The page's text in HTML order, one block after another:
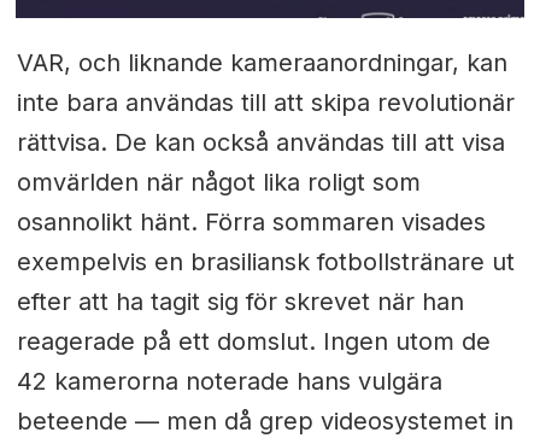
VAR, och liknande kameraanordningar, kan
inte bara användas till att skipa revolutionär
rättvisa. De kan också användas till att visa
omvärlden när något lika roligt som
osannolikt hänt. Förra sommaren visades
exempelvis en brasiliansk fotbollstränare ut
efter att ha tagit sig för skrevet när han
reagerade på ett domslut. Ingen utom de
42 kamerorna noterade hans vulgära
beteende — men då grep videosystemet in